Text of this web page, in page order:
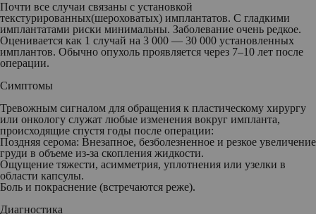
Почти все случаи связаны с установкой
текстурированных(шероховатых) имплантатов. С гладкими
имплантатами риски минимальны. Заболевание очень редкое.
Оценивается как 1 случай на 3 000 — 30 000 установленных
имплантов. Обычно опухоль проявляется через 7–10 лет после
операции.
Симптомы
Тревожным сигналом для обращения к пластическому хирургу
или онкологу служат любые изменения вокруг импланта,
происходящие спустя годы после операции:
Поздняя серома: Внезапное, безболезненное и резкое увеличение
груди в объеме из-за скопления жидкости.
Ощущение тяжести, асимметрия, уплотнения или узелки в
области капсулы.
Боль и покраснение (встречаются реже).
Диагностика